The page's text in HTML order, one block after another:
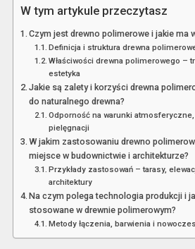
W tym artykule przeczytasz
Czym jest drewno polimerowe i jakie ma
Definicja i struktura drewna
Właściwości drewna polimerowego –
estetyka
Jakie są zalety i korzyści drewna
do naturalnego drewna?
Odporność na warunki
pielęgnacji
W jakim zastosowaniu drewno
miejsce w budownictwie i architekturze?
Przykłady zastosowań – tarasy,
architektury
Na czym polega technologia produkcji i
stosowane w drewnie polimerowym?
Metody łączenia, barwienia i